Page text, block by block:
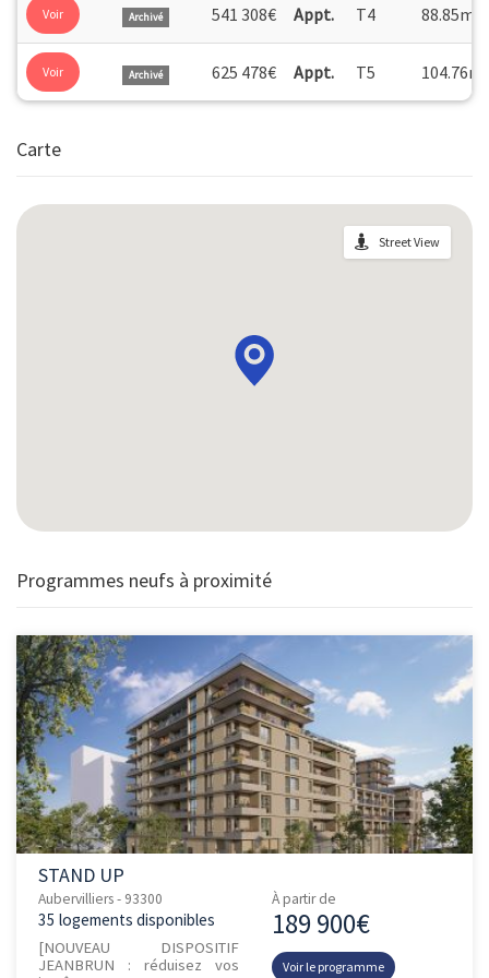
Voir Archivé 541 308€ Appt. T4 88.85m
Voir Archivé 625 478€ Appt. T5 104.76m
Carte
Street View
Programmes neufs à proximité
STAND UP
Aubervilliers - 93300
35 logements disponibles
[NOUVEAU DISPOSITIF
JEANBRUN : réduisez vos
À partir de
189 900€
Voir le programme